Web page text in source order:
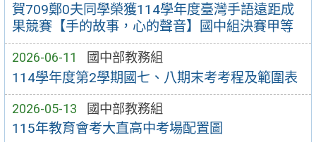
賀709鄭0夫同學榮獲114學年度臺灣手語遠距成
果競賽【手的故事，心的聲音】國中組決賽甲等
2026-06-11 國中部教務組
114學年度第2學期國七、八期末考考程及範圍表
2026-05-13 國中部教務組
115年教育會考大直高中考場配置圖